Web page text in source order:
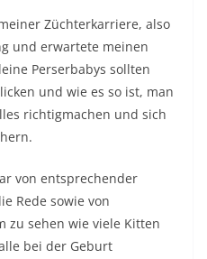
Züchterkarriere, also
und erwartete meinen
Perserbabys sollten
und wie es so ist, man
richtigmachen und sich
von entsprechender
Rede sowie von
zu sehen wie viele Kitten
bei der Geburt